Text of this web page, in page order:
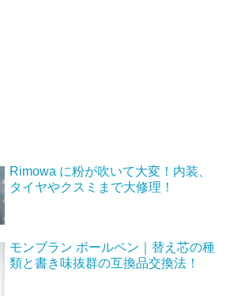
Rimowa に粉が吹いて大変！内装、
タイヤやクスミまで大修理！
モンブラン ボールペン｜替え芯の種
類と書き味抜群の互換品交換法！